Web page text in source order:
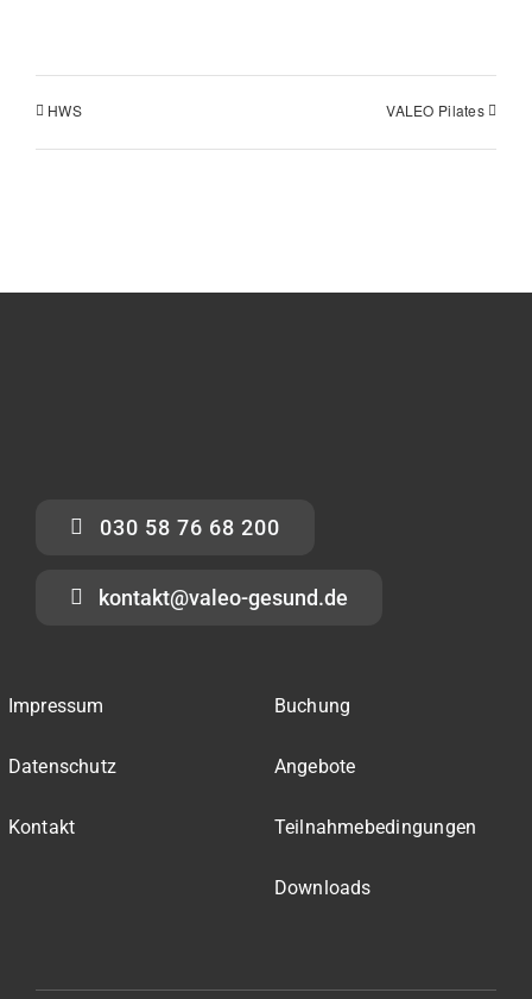
HWS VALEO Pilates
030 58 76 68 200
kontakt@valeo-gesund.de
Impressum
Datenschutz
Kontakt
Buchung
Angebote
Teilnahmebedingungen
Downloads